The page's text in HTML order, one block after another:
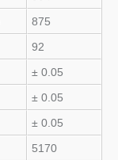
875
92
± 0.05
± 0.05
± 0.05
5170